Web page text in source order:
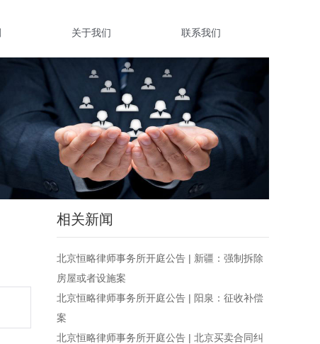
关于我们 联系我们
相关新闻
北京恒略律师事务所开庭公告 | 新疆：强制拆除
房屋或者设施案
北京恒略律师事务所开庭公告 | 阳泉：征收补偿
案
北京恒略律师事务所开庭公告 | 北京买卖合同纠